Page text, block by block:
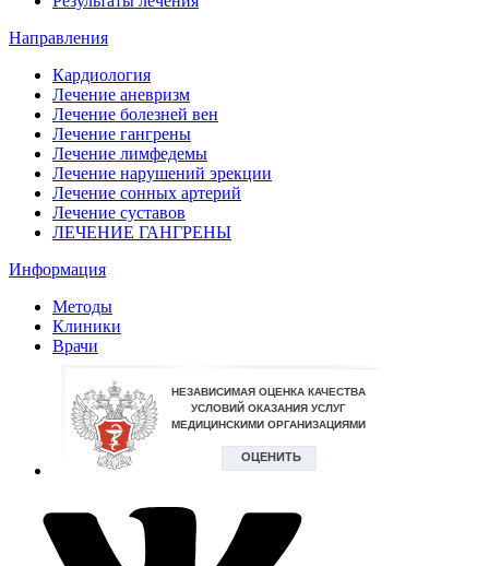
Направления
Кардиология
Лечение аневризм
Лечение болезней вен
Лечение гангрены
Лечение лимфедемы
Лечение нарушений эрекции
Лечение сонных артерий
Лечение суставов
ЛЕЧЕНИЕ ГАНГРЕНЫ
Информация
Методы
Клиники
Врачи